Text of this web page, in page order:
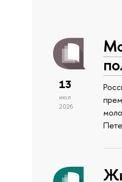
13
июл
2026